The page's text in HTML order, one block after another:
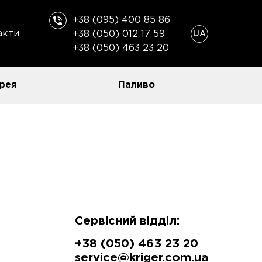
+38 (095) 400 85 86
+38 (050) 012 17 59
+38 (050) 463 23 20
UA
Паливо
Сервісний відділ:
+38 (050) 463 23 20
service@kriger.com.ua